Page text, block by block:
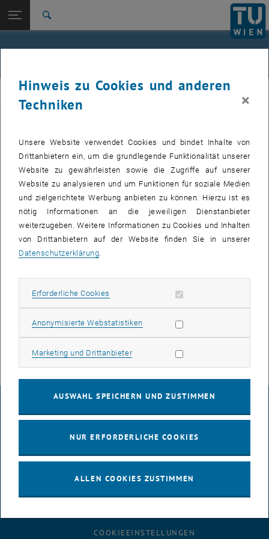
TU Login
Quicklinks
Quicklinks-Menü umschalten
Studium
Zur 1. Menü Ebene
Strahlenphysik
Zurück: Subseiten von Strahlenphysik auflisten
Zurück zur letzten Ebene:
Strahlenphysik
Durchführung geförderter Projekte
Strahlenphysik
der TISS-Datenbank.
Umbau eines Gerätes zur Röntgenfluoreszenzanalyse
Project Coordinator Peter Wobrauschek
Röntgenphysik
Weinregionen in Kroatien und Österreich in Kooperation mit
Institut Ruder Boskovic, Zagreb (ÖAD-gefördert)
ENFORCE-TXRF COSTEuropean Network for Chemical Elemental
Analysis by Total Reflection X-Ray Fluorescence (EC-gefördert)
Innovatives Projekt Confocal Micro X-ray Spectrometer for 3 D
imaging in Kooperation mit XRC TU Wien (TU Wien gefördert)
COOKIEEINSTELLUNGEN
Hinweis zu Cookies und anderen
Techniken
×
Unsere Website verwendet Cookies und bindet Inhalte von
Drittanbietern ein, um die grundlegende Funktionalität unserer
Website zu gewährleisten sowie die Zugriffe auf unserer
Website zu analysieren und um Funktionen für soziale Medien
und zielgerichtete Werbung anbieten zu können. Hierzu ist es
nötig Informationen an die jeweiligen Dienstanbieter
weiterzugeben. Weitere Informationen zu Cookies und Inhalten
von Drittanbietern auf der Website finden Sie in unserer
Datenschutzerklärung.
Erforderliche Cookies Erforderliche Cookies zulassen
Anonymisierte WebstatistikenStatistik Cookies zulassen
Marketing und DrittanbieterMarketing Cookies zulassen
AUSWAHL SPEICHERN UND ZUSTIMMEN
NUR ERFORDERLICHE COOKIES
ALLEN COOKIES ZUSTIMMEN